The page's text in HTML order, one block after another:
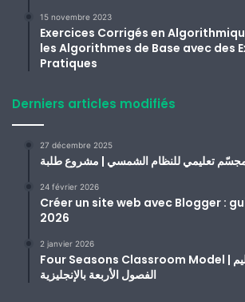
15 novembre 2023
Exercices Corrigés en
les Algorithmes de Base avec des
Pratiques
Derniers articles modifiés
27 décembre 2025
24 février 2026
Créer un site web avec Blogger :
2026
2 janvier 2026
Four Seasons Classroom Model | مشروع تفاعلي لتعليم
الفصول الأربعة بالإنجليزية